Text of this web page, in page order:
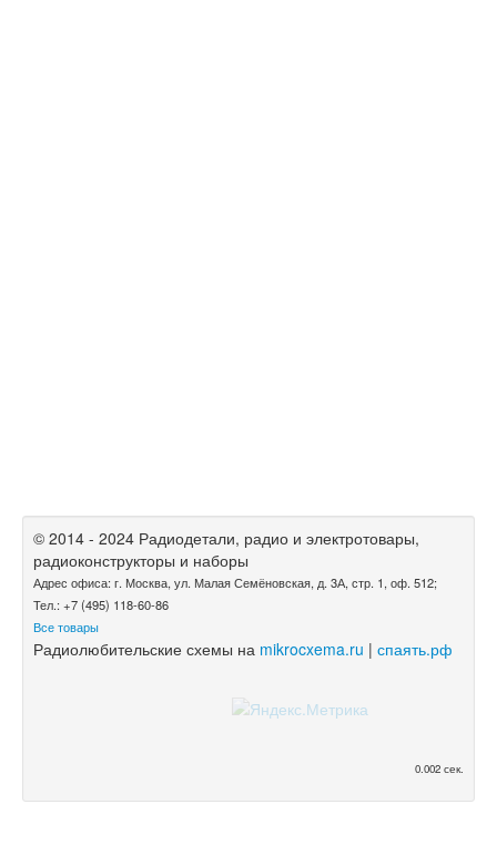
© 2014 - 2024 Радиодетали, радио и электротовары,
радиоконструкторы и наборы
Адрес офиса: г. Москва, ул. Малая Семёновская, д. 3А, стр. 1, оф. 512;
Тел.: +7 (495) 118-60-86
Все товары
Радиолюбительские схемы на mikrocxema.ru | спаять.рф
0.002 сек.